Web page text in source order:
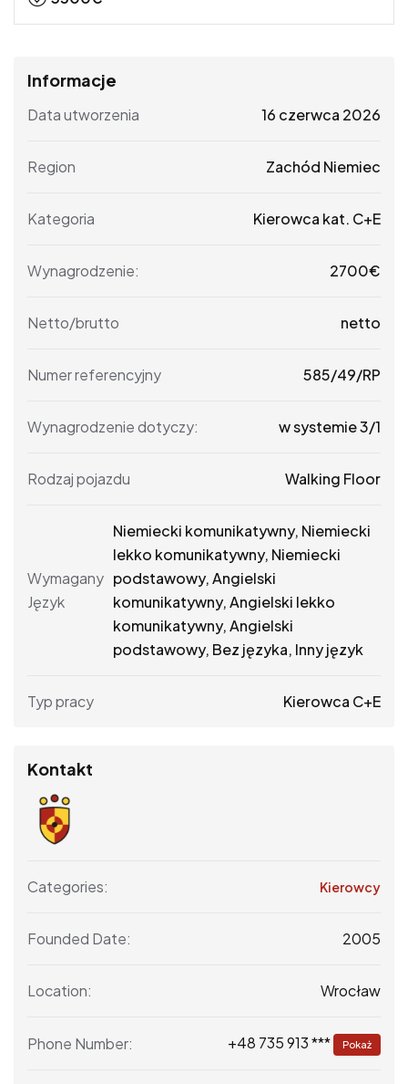
Informacje
Data utworzenia 16 czerwca 2026
Region Zachód Niemiec
Kategoria Kierowca kat. C+E
Wynagrodzenie: 2700€
Netto/brutto netto
Numer referencyjny 585/49/RP
Wynagrodzenie dotyczy: w systemie 3/1
Rodzaj pojazdu Walking Floor
Wymagany
Język
Niemiecki komunikatywny, Niemiecki
lekko komunikatywny, Niemiecki
podstawowy, Angielski
komunikatywny, Angielski lekko
komunikatywny, Angielski
podstawowy, Bez języka, Inny język
Typ pracy Kierowca C+E
Kontakt
Categories: Kierowcy
Founded Date: 2005
Location: Wrocław
Phone Number: +48 735 913 *** Pokaż